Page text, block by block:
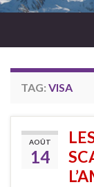
TAG: VISA
AOÛT
14